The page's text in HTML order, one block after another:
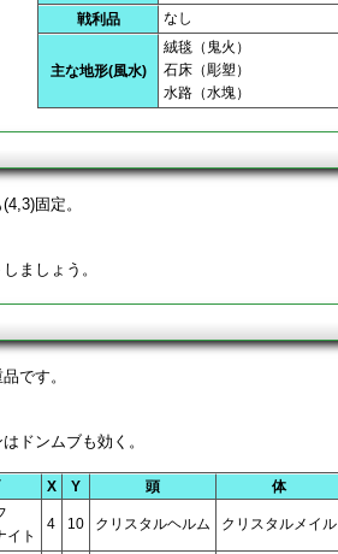
戦利品
なし
主な地形(風水)
絨毯（鬼火）
石床（彫塑）
水路（水塊）
固定。
ましょう。
です。
ドンムブも効く。
X Y 頭 体
イト
4 10 クリスタルヘルム クリスタルメイル